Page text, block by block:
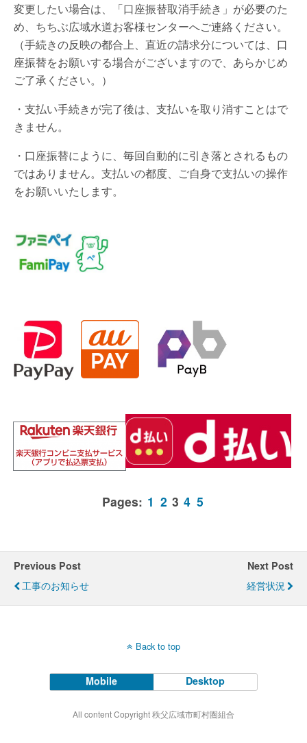
変更したい場合は、「口座振替取消手続き」が必要のた
め、ちちぶ広域水道お客様センターへご連絡ください。
（手続きの反映の都合上、直近の請求分については、口
座振替をお願いする場合がございますので、あらかじめ
ご了承ください。）
・支払い手続きが完了後は、支払いを取り消すことはで
きません。
・口座振替にように、毎回自動的に引き落とされるもの
ではありません。支払いの都度、ご自身で支払いの操作
をお願いいたします。
Pages: 1 2 3 4 5
Previous Post
工事のお知らせ
Next Post
経営状況
Back to top
Mobile Desktop
All content Copyright 秩父広域市町村圏組合